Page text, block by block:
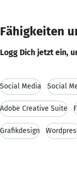
Fähigkeiten
Logg Dich jetzt ein,
Social Media Social
Adobe Creative Suite
Grafikdesign